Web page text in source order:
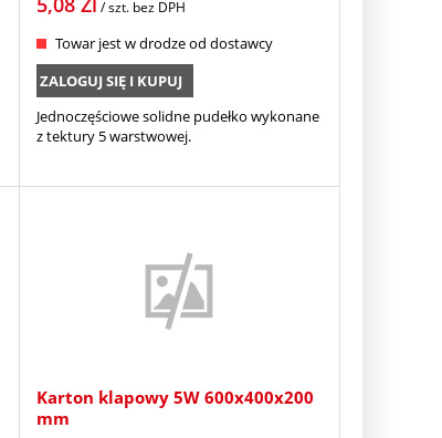
/ szt. bez DPH
Towar jest w drodze od dostawcy
ZALOGUJ SIĘ I KUPUJ
Jednoczęściowe solidne pudełko wykonane
z tektury 5 warstwowej.
Karton klapowy 5W 600x400x200
mm